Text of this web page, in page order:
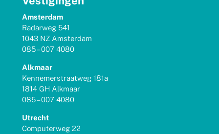
Amsterdam
Radarweg 541
1043 NZ Amsterdam
085 – 007 4080
Alkmaar
Kennemerstraatweg 181a
1814 GH Alkmaar
085 – 007 4080
Utrecht
Computerweg 22